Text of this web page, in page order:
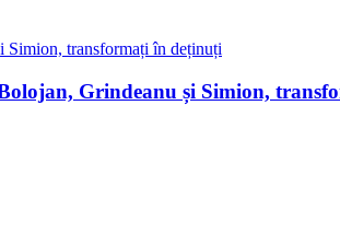
Grindeanu și Simion,